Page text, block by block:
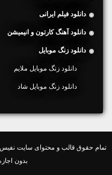
دانلود فیلم ایرانی
دانلود آهنگ کارتون و انیمیشن
دانلود زنگ موبایل
دانلود زنگ موبایل ملایم
دانلود زنگ موبایل شاد
تمام حقوق قالب و محتوای سایت
بدون